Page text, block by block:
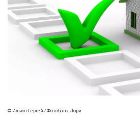
Объявления
Контакты
Город: Колумбус
© Ильин Сергей / Фотобанк Лори